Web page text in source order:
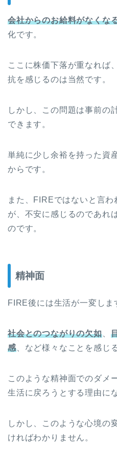
会社からのお給料がなくな
化です。
ここに株価下落が重なれば
抗を感じるのは当然です。
しかし、この問題は事前の
できます。
単純に少し余裕を持った資
からです。
また、FIREではないと言
が、不安に感じるのであれ
のです。
精神面
FIRE後には生活が一変しま
社会とのつながりの欠如、
感、など様々なことを感じ
このような精神面でのダメ
生活に戻ろうとする理由に
しかし、このような心境の
ければわかりません。